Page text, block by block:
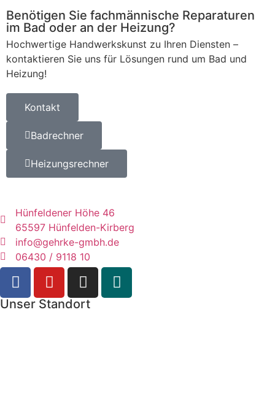
Benötigen Sie fachmännische Reparaturen
im Bad oder an der Heizung?
Hochwertige Handwerkskunst zu Ihren Diensten –
kontaktieren Sie uns für Lösungen rund um Bad und
Heizung!
Kontakt
Badrechner
Heizungsrechner
Hünfeldener Höhe 46
65597 Hünfelden-Kirberg
info@gehrke-gmbh.de
06430 / 9118 10
Unser Standort